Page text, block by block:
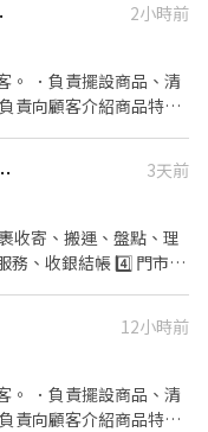
及補充賣場貨物。 PS.
店內有養店🐱 有勞健保、三節獎金、團體保險 有經驗可在調整薪水
，備車
2小時前
。 ．負責擺設商品、清
責向顧客介紹商品特
撰寫當日業務報表。
時薪💰可預支｜土城區
3天前
收寄、搬運、盤點、理
務、收銀結帳 4️⃣ 門市環
班 16:15／18:45－
配合4天 📍兩週排班一
$196～236 （含區域津
12小時前
。 ．負責擺設商品、清
責向顧客介紹商品特